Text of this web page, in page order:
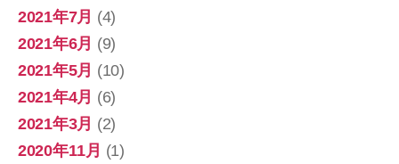
2021年7月 (4)
2021年6月 (9)
2021年5月 (10)
2021年4月 (6)
2021年3月 (2)
2020年11月 (1)